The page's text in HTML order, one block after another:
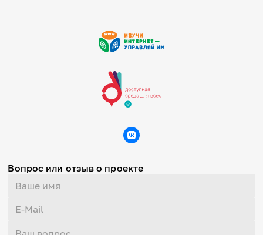
Вопрос или отзыв о проекте